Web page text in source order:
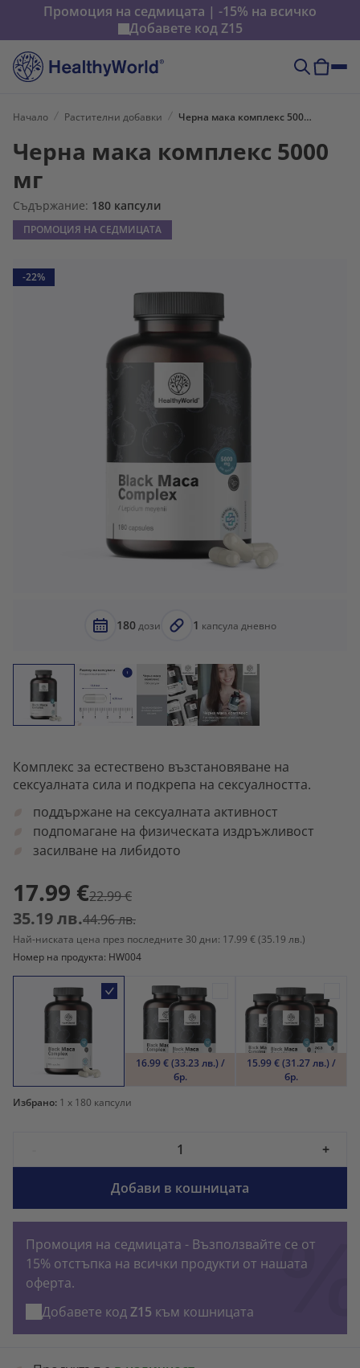
Промоция на седмицата | -15% на всичко
Добавете кодZ15
Начало Растителни добавки Черна мака комплекс 5000 мг
Черна мака комплекс 5000
мг
Съдържание: 180 капсули
ПРОМОЦИЯ НА СЕДМИЦАТА
-22%
180дози 1 капсула дневно
Комплекс за естествено възстановяване на
сексуалната сила и подкрепа на сексуалността.
поддържане на сексуалната активност
подпомагане на физическата издръжливост
засилване на либидото
17.99 €22.99 €
35.19 лв.44.96 лв.
Най-ниската цена през последните 30 дни: 17.99 €(35.19 лв.)
Номер на продукта: HW004
16.99 € (33.23 лв.) /
бр.
15.99 € (31.27 лв.) /
бр.
Избрано: 1 x 180 капсули
+
Добави в кошницата
Промоция на седмицата - Възползвайте се от
15% отстъпка на всички продукти от нашата
оферта.
Добавете кодZ15 към кошницата